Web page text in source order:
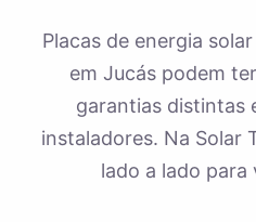
Placas de energia
em Jucás podem
garantias distintas
instaladores. Na Solar
lado a lado para